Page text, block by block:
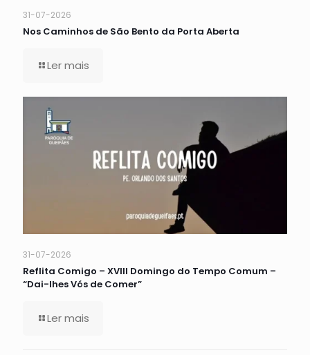
31-07-2026
Nos Caminhos de São Bento da Porta Aberta
Ler mais
31-07-2026
Reflita Comigo – XVIII Domingo do Tempo Comum –
“Dai-lhes Vós de Comer”
Ler mais